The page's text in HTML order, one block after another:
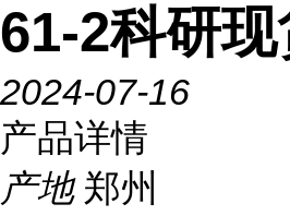
61-2科研
2024-07-16
产品详情
产地 郑州